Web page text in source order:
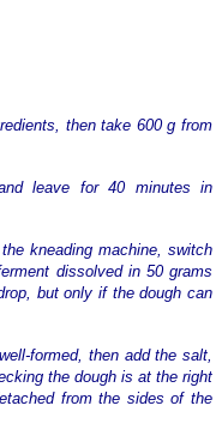
then take 600 g from
leave for 40 minutes in
kneading machine, switch
dissolved in 50 grams
but only if the dough can
formed, then add the salt,
the dough is at the right
from the sides of the